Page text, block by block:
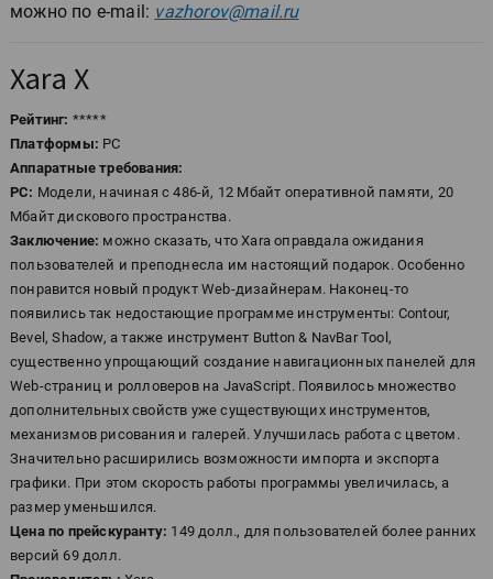
можно по e-mail: vazhorov@mail.ru
Xara X
Рейтинг: *****
Платформы: РС
Аппаратные требования:
РС: Модели, начиная с 486-й, 12 Мбайт оперативной памяти, 20
Мбайт дискового пространства.
Заключение: можно сказать, что Xara оправдала ожидания
пользователей и преподнесла им настоящий подарок. Особенно
понравится новый продукт Web-дизайнерам. Наконец-то
появились так недостающие программе инструменты: Contour,
Bevel, Shadow, а также инструмент Button & NavBar Tool,
существенно упрощающий создание навигационных панелей для
Web-страниц и ролловеров на JavaScript. Появилось множество
дополнительных свойств уже существующих инструментов,
механизмов рисования и галерей. Улучшилась работа с цветом.
Значительно расширились возможности импорта и экспорта
графики. При этом скорость работы программы увеличилась, а
размер уменьшился.
Цена по прейскуранту: 149 долл., для пользователей более ранних
версий 69 долл.